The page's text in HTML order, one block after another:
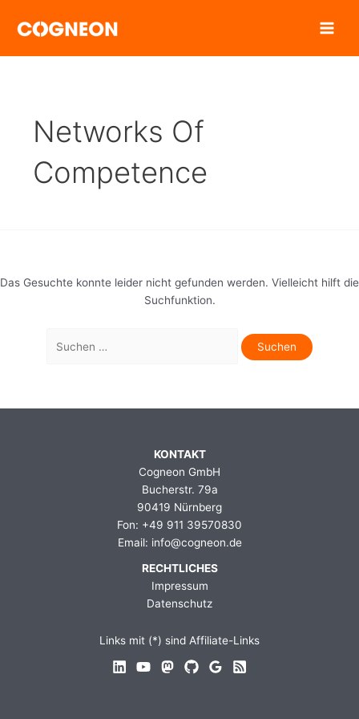
Inhalt
Networks Of
Competence
Das Gesuchte konnte leider nicht gefunden werden. Vielleicht hilft die
Suchfunktion.
nach:
KONTAKT
Cogneon GmbH
Bucherstr. 79a
90419 Nürnberg
Fon: +49 911 39570830
Email: info@cogneon.de
RECHTLICHES
Impressum
Datenschutz
Links mit (*) sind Affiliate-Links